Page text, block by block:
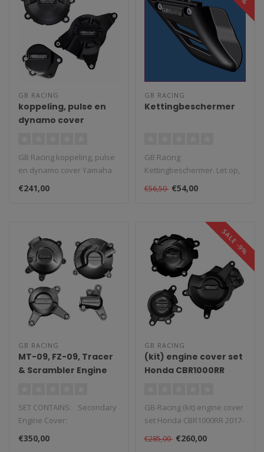
GB RACING
koppeling, pulse en
dynamo cover
GB Racing koppeling, pulse
en dynamo cover Yamaha
R6 2006 - 2026. Revolutionair
€241,00
GB RACING
Kettingbeschermer
GB Racing
Kettingbeschermer. Let op,
er moeten 2 kleine gaatjes
in de achterbrug..
€56,50 €54,00
GB RACING
MT-09, FZ-09, Tracer
& Scrambler Engine
GBR
SET CONTAINS: Secondary
Engine Cover:
Alternator/Generator (EC-
MT09-2014-1-GB..
€350,00
SALE -9%
GB RACING
(kit) engine cover set
Honda CBR1000RR
GB-Racing (kit) engine cover
set Honda CBR1000RR 2017-
2019. Revolutionair nieuw ..
€285,00 €260,00